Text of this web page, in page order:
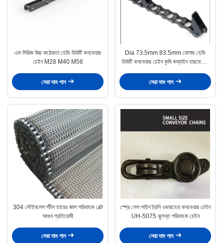
এম সিরিজ উচ্চ কঠোরতা হেভি ডিউটি ​​কনভেয়ার
চেইন M28 M40 M56
সেরা দাম পান
Dia 73.5mm 83.5mm রোলার হেভি
ডিউটি ​​কনভেয়ার চেইন কৃষি কম্বাইন হারভেস্টার
সেরা দাম পান
304 স্টেইনলেস স্টীল তারের জাল পরিবাহক বেল্ট
আগুন প্রতিরোধী
সেরা দাম পান
স্প্রে লেপ লাইন ট্রলি ওভারহেড কনভেয়ার চেইন
UH-5075 ঝুলন্ত পরিবাহক চেইন
সেরা দাম পান